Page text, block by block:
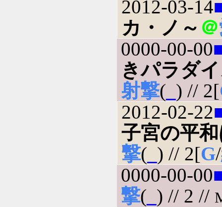
2012-03-14
カ・ノ～ ＠
0000-00-00
きパラダ
射撃( ) // 2[
2012-02-22
子宮の平
撃( ) // 2[G/
0000-00-00
撃( ) // 2 //